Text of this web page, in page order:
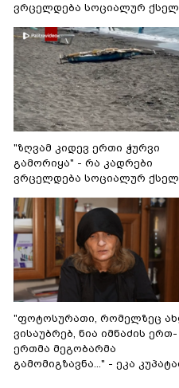
ვრცელდება სოციალურ
"ზღვამ კიდევ ერთი ჭურვი
გამორიყა" - რა კადრები
ვრცელდება სოციალურ
"ფოტოსურათი, რომელზეც
ვისაუბრებ, ნია იმნაძის ერთ-
ერთმა მეგობარმა
გამომიგზავნა..." - ეკა